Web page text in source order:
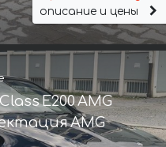
описание и цены
E200 AMG
AMG